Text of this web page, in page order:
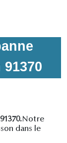
Notre
dans le